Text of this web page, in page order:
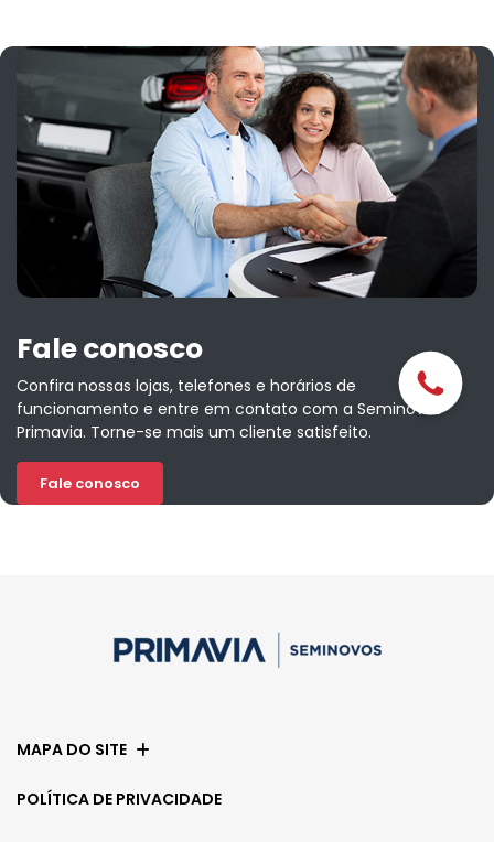
Fale conosco
Confira nossas lojas, telefones e horários de
funcionamento e entre em contato com a Seminovos
Primavia. Torne-se mais um cliente satisfeito.
Fale conosco
MAPA DO SITE
POLÍTICA DE PRIVACIDADE